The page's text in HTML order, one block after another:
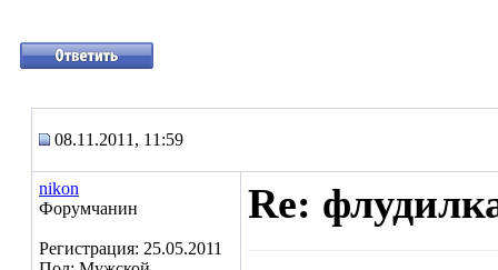
08.11.2011, 11:59
nikon
Форумчанин
Регистрация: 25.05.2011
Re: